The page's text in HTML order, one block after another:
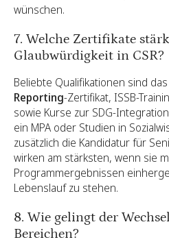
wünschen.
7. Welche Zertifikate
Glaubwürdigkeit in CSR?
Beliebte Qualifikationen sind das
Reporting-Zertifikat, ISSB-
sowie Kurse zur SDG-
ein MPA oder Studien in
zusätzlich die Kandidatur für
wirken am stärksten, wenn sie
Programmergebnissen
Lebenslauf zu stehen.
8. Wie gelingt der
Bereichen?